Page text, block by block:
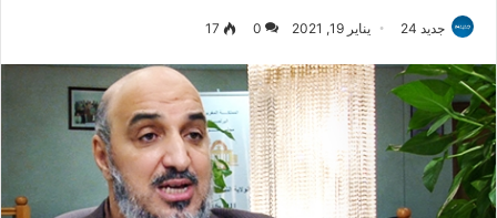
جديد 24 يناير 19, 2021 0
17